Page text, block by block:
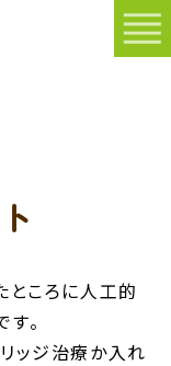
ところに人工的
。
ッジ治療か入れ